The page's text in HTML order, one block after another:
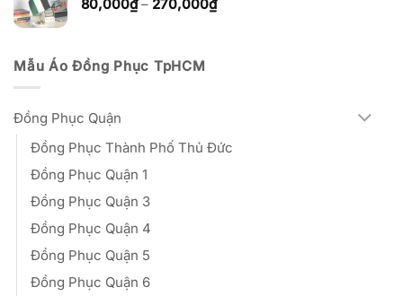
270,000₫
80,000₫ – 270,000₫
Mẫu Áo Đồng Phục TpHCM
Đồng Phục Quận
Đồng Phục Thành Phố Thủ Đức
Đồng Phục Quận 1
Đồng Phục Quận 3
Đồng Phục Quận 4
Đồng Phục Quận 5
Đồng Phục Quận 6